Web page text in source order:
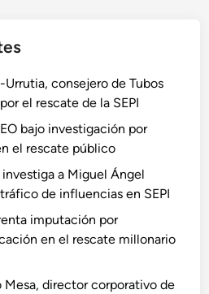
Urrutia, consejero de Tubos
el rescate de la SEPI
bajo investigación por
el rescate público
a Miguel Ángel
de influencias en SEPI
imputación por
en el rescate millonario
director corporativo de